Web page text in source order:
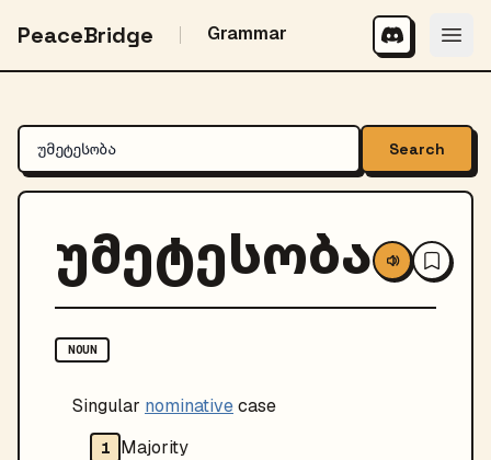
PeaceBridge Grammar
Search
უმეტესობა
NOUN
Singular nominativecase
1 Majority